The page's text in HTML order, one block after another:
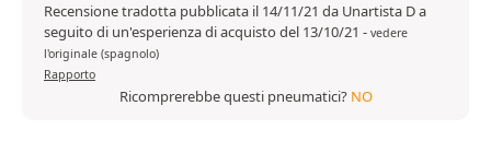
Recensione tradotta pubblicata il 14/11/21 da Unartista D a
seguito di un'esperienza di acquisto del 13/10/21 - vedere
l'originale (spagnolo)
Rapporto
Ricomprerebbe questi pneumatici? NO